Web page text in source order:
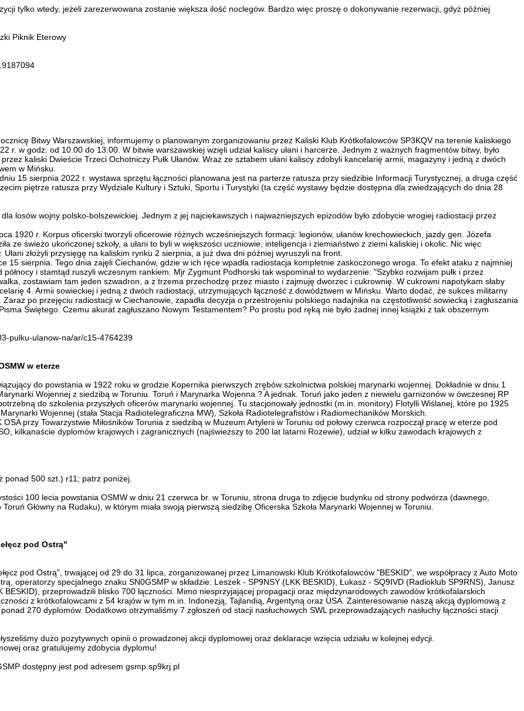
tylko wtedy, jeżeli zarezerwowana zostanie większa ilość noclegów. Bardzo więc proszę o dokonywanie rezerwacji, gdyż później
Piknik Eterowy
Bitwy Warszawskiej, informujemy o planowanym zorganizowaniu przez Kaliski Klub Krótkofalowców SP3KQV na terenie kaliskiego
r. w godz. od 10.00 do 13.00. W bitwie warszawskiej wzięli udział kaliscy ułani i harcerze. Jednym z ważnych fragmentów bitwy, było
kaliski Dwieście Trzeci Ochotniczy Pułk Ułanów. Wraz ze sztabem ułani kaliscy zdobyli kancelarię armii, magazyny i jedną z dwóch
w Mińsku.
15 sierpnia 2022 r. wystawa sprzętu łączności planowana jest na parterze ratusza przy siedzibie Informacji Turystycznej, a druga część
piętrze ratusza przy Wydziale Kultury i Sztuki, Sportu i Turystyki (ta część wystawy będzie dostępna dla zwiedzających do dnia 28
losów wojny polsko-bolszewickiej. Jednym z jej najciekawszych i najważniejszych epizodów było zdobycie wrogiej radiostacji przez
1920 r. Korpus oficerski tworzyli oficerowie różnych wcześniejszych formacji: legionów, ułanów krechowieckich, jazdy gen. Józefa
ze świeżo ukończonej szkoły, a ułani to byli w większości uczniowie, inteligencja i ziemiaństwo z ziemi kaliskiej i okolic. Nic więc
złożyli przysięgę na kaliskim rynku 2 sierpnia, a już dwa dni później wyruszyli na front.
15 sierpnia. Tego dnia zajęli Ciechanów, gdzie w ich ręce wpadła radiostacja kompletnie zaskoczonego wroga. To efekt ataku z najmniej
i stamtąd ruszyli wczesnym rankiem. Mjr Zygmunt Podhorski tak wspominał to wydarzenie: "Szybko rozwijam pułk i przez
zostawiam tam jeden szwadron, a z trzema przechodzę przez miasto i zajmuję dworzec i cukrownię. W cukrowni napotykam słaby
4. Armii sowieckiej i jedną z dwóch radiostacji, utrzymujących łączność z dowództwem w Mińsku. Warto dodać, że sukces militarny
po przejęciu radiostacji w Ciechanowie, zapadła decyzja o przestrojeniu polskiego nadajnika na częstotliwość sowiecką i zagłuszania
Świętego. Czemu akurat zagłuszano Nowym Testamentem? Po prostu pod ręką nie było żadnej innej książki z tak obszernym
pulku-ulanow-na/ar/c15-4764239
w eterze
do powstania w 1922 roku w grodzie Kopernika pierwszych zrębów szkolnictwa polskiej marynarki wojennej. Dokładnie w dniu 1
Wojennej z siedzibą w Toruniu. Toruń i Marynarka Wojenna ? A jednak. Toruń jako jeden z niewielu garnizonów w ówczesnej RP
do szkolenia przyszłych oficerów marynarki wojennej. Tu stacjonowały jednostki (m.in. monitory) Flotylli Wiślanej, które po 1925
Wojennej (stała Stacja Radiotelegraficzna MW), Szkoła Radiotelegrafistów i Radiomechaników Morskich.
przy Towarzystwie Miłośników Torunia z siedzibą w Muzeum Artylerii w Toruniu od połowy czerwca rozpoczął pracę w eterze pod
kilkanaście dyplomów krajowych i zagranicznych (najświeższy to 200 lat latarni Rozewie), udział w kilku zawodach krajowych z
ponad 500 szt.) r11; patrz poniżej.
100 lecia powstania OSMW w dniu 21 czerwca br. w Toruniu, strona druga to zdjęcie budynku od strony podwórza (dawnego,
Główny na Rudaku), w którym miała swoją pierwszą siedzibę Oficerska Szkoła Marynarki Wojennej w Toruniu.
pod Ostrą"
pod Ostrą", trwającej od 29 do 31 lipca, zorganizowanej przez Limanowski Klub Krótkofalowców "BESKID", we współpracy z Auto Moto
operatorzy specjalnego znaku SN0GSMP w składzie: Leszek - SP9NSY (LKK BESKID), Łukasz - SQ9IVD (Radioklub SP9RNS), Janusz
BESKID), przeprowadzili blisko 700 łączności. Mimo niesprzyjającej propagacji oraz międzynarodowych zawodów krótkofalarskich
z krótkofalowcami z 54 krajów w tym m.in. Indonezją, Tajlandią, Argentyną oraz USA. Zainteresowanie naszą akcją dyplomową z
270 dyplomów. Dodatkowo otrzymaliśmy 7 zgłoszeń od stacji nasłuchowych SWL przeprowadzających nasłuchy łączności stacji
dużo pozytywnych opinii o prowadzonej akcji dyplomowej oraz deklaracje wzięcia udziału w kolejnej edycji.
oraz gratulujemy zdobycia dyplomu!
dostępny jest pod adresem gsmp.sp9krj.pl